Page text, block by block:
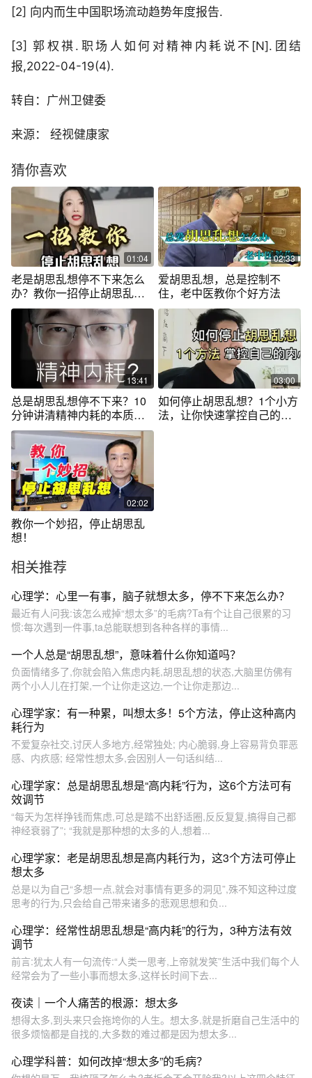
[2] 向内而生中国职场流动趋势年度报告.
[3] 郭权祺.职场人如何对精神内耗说不[N].团结
报,2022-04-19(4).
转自：广州卫健委
来源： 经视健康家
猜你喜欢
01:04
老是胡思乱想停不下来怎么
办？教你一招停止胡思乱
想，简单易操作
02:33
爱胡思乱想，总是控制不
住，老中医教你个好方法
13:41
总是胡思乱想停不下来？10
分钟讲清精神内耗的本质，
告别过度思考
03:00
如何停止胡思乱想？1个小方
法，让你快速掌控自己的内
02:02
教你一个妙招，停止胡思乱
想！
相关推荐
心理学：心里一有事，脑子就想太多，停不下来怎么办？
最近有人问我:该怎么戒掉“想太多”的毛病?Ta有个让自己很累的习
惯:每次遇到一件事,ta总能联想到各种各样的事情...
一个人总是“胡思乱想”，意味着什么你知道吗？
负面情绪多了,你就会陷入焦虑内耗,胡思乱想的状态,大脑里仿佛有
两个小人儿在打架,一个让你走这边,一个让你走那边...
心理学家：有一种累，叫想太多！5个方法，停止这种高内
耗行为
不爱复杂社交,讨厌人多地方,经常独处; 内心脆弱,身上容易背负罪恶
感、内疚感; 经常性想太多,会因别人一句话纠结...
心理学家：总是胡思乱想是“高内耗”行为，这6个方法可有
效调节
“每天为怎样挣钱而焦虑,可总是踏不出舒适圈,反反复复,搞得自己都
神经衰弱了”; “我就是那种想的太多的人,想着...
心理学家：老是胡思乱想是高内耗行为，这3个方法可停止
想太多
总是以为自己“多想一点,就会对事情有更多的洞见”,殊不知这种过度
思考的行为,只会给自己带来诸多的悲观思想和负...
心理学：经常性胡思乱想是“高内耗”的行为，3种方法有效
调节
前言:犹太人有一句流传:“人类一思考,上帝就发笑”生活中我们每个人
经常会为了一些小事而想太多,这样长时间下去...
夜读｜一个人痛苦的根源：想太多
想得太多,到头来只会拖垮你的人生。想太多,就是折磨自己生活中的
很多烦恼都是自找的,大多数的难过都是因为想太多...
心理学科普：如何改掉“想太多”的毛病？